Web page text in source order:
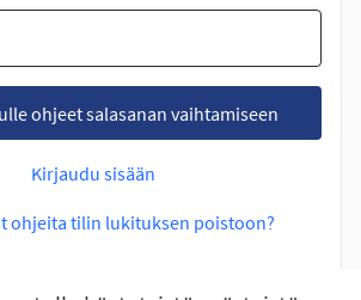
ohjeet salasanan vaihtamiseen
Kirjaudu sisään
ohjeita tilin lukituksen poistoon?